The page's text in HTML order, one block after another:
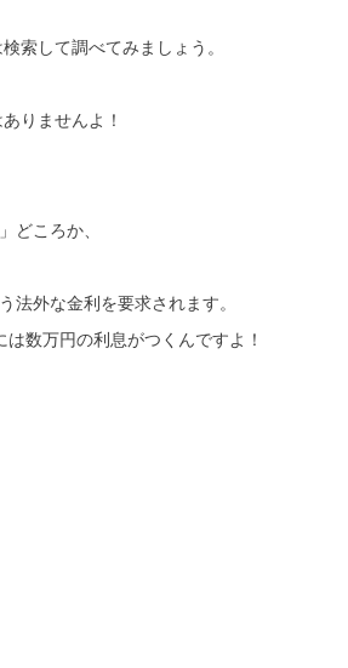
索して調べてみましょう。
りませんよ！
どころか、
法外な金利を要求されます。
数万円の利息がつくんですよ！